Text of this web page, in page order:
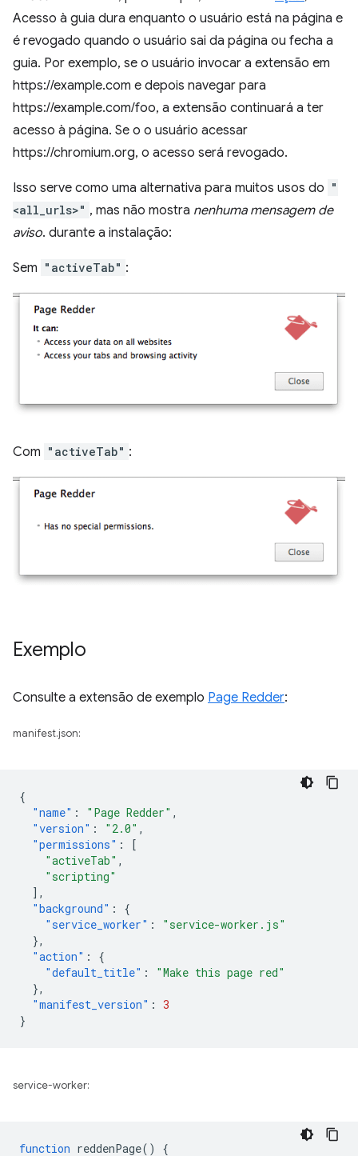
Acesso à guia dura enquanto o usuário está na página e
é revogado quando o usuário sai da página ou fecha a
guia. Por exemplo, se o usuário invocar a extensão em
https://example.com e depois navegar para
https://example.com/foo, a extensão continuará a ter
acesso à página. Se o o usuário acessar
https://chromium.org, o acesso será revogado.
Isso serve como uma alternativa para muitos usos do "
<all_urls>" , mas não mostra nenhuma mensagem de
aviso. durante a instalação:
Sem "activeTab" :
Com "activeTab" :
Exemplo
Consulte a extensão de exemplo Page Redder:
manifest.json:
{
"name" : "Page Redder" ,
"version" : "2.0" ,
"permissions" :
[
"activeTab" ,
"scripting"
],
"background" :
{
"service_worker" :
"service-worker.js"
},
"action" :
{
"default_title" :
"Make this page red"
},
"manifest_version" : 3
}
service-worker:
function reddenPage() {